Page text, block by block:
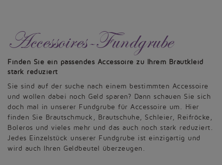
Accessoires-Fundgrube
Finden Sie ein passendes Accessoire zu Ihrem Brautkleid
stark reduziert
Sie sind auf der suche nach einem bestimmten Accessoire
und wollen dabei noch Geld sparen? Dann schauen Sie sich
doch mal in unserer Fundgrube für Accessoire um. Hier
finden Sie Brautschmuck, Brautschuhe, Schleier, Reifröcke,
Boleros und vieles mehr und das auch noch stark reduziert.
Jedes Einzelstück unserer Fundgrube ist einzigartig und
wird auch Ihren Geldbeutel überzeugen.